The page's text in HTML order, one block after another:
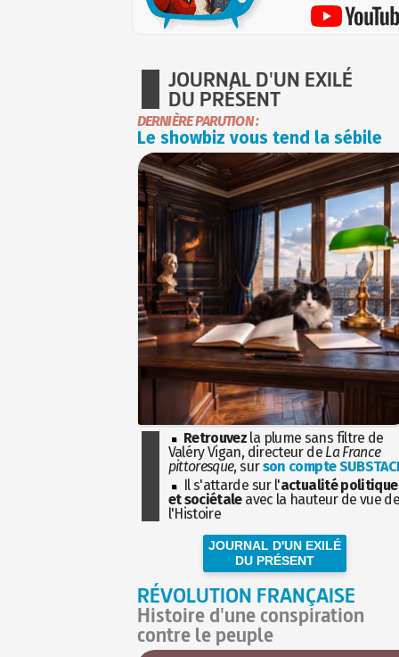
JOURNAL D'UN EXILÉ
DU PRÉSENT
DERNIÈRE PARUTION :
Le showbiz vous tend la sébile
Retrouvez la plume sans filtre de
Valéry Vigan, directeur de La France
pittoresque, surson compte
Il s'attarde sur l'actualité politique
et sociétaleavec la hauteur de vue
l'Histoire
JOURNAL D'UN EXILÉ
DU PRÉSENT
RÉVOLUTION FRANÇAISE
Histoire d'une conspiration
contre le peuple